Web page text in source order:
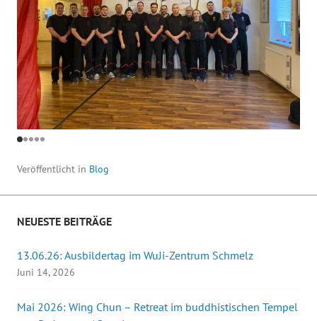
Veröffentlicht in Blog
NEUESTE BEITRÄGE
13.06.26: Ausbildertag im WuJi-Zentrum Schmelz
Juni 14, 2026
Mai 2026: Wing Chun – Retreat im buddhistischen Tempel